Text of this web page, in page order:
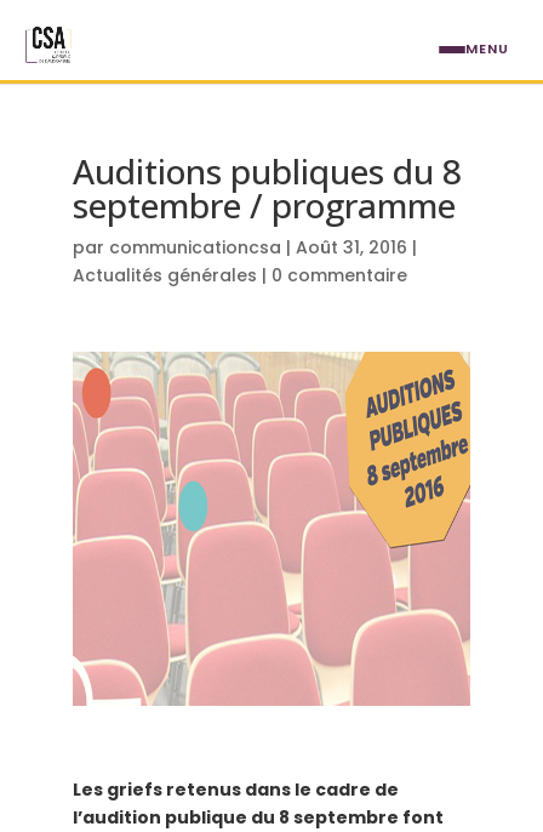
Auditions publiques du 8
septembre / programme
par communicationcsa | Août 31, 2016 |
Actualités générales | 0 commentaire
Les griefs retenus dans le cadre de
l’audition publique du 8 septembre font
MENU